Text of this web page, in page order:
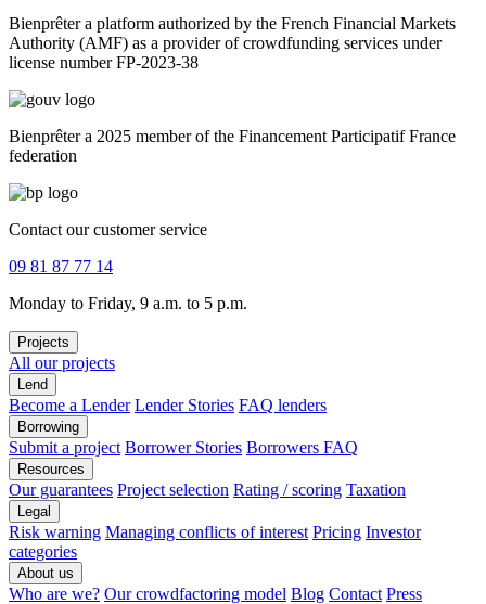
Bienprêter a platform authorized by the French Financial Markets
Authority (AMF) as a provider of crowdfunding services under
license number FP-2023-38
Bienprêter a 2025 member of the Financement Participatif France
federation
Contact our customer service
09 81 87 77 14
Monday to Friday, 9 a.m. to 5 p.m.
Projects
All our projects
Lend
Become a Lender Lender Stories FAQ lenders
Borrowing
Submit a project Borrower Stories Borrowers FAQ
Resources
Our guarantees Project selection Rating / scoring Taxation
Legal
Risk warning Managing conflicts of interest Pricing Investor
categories
About us
Who are we? Our crowdfactoring model Blog Contact Press